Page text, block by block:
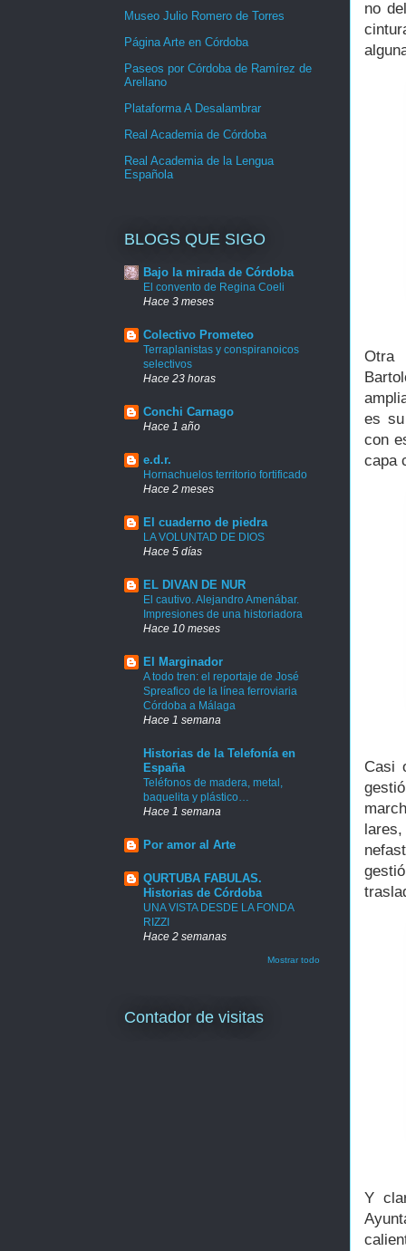
no
Otra
es
con
capa
Casi
Y
Museo Julio Romero de Torres
Página Arte en Córdoba
Paseos por Córdoba de Ramírez de
Arellano
Plataforma A Desalambrar
Real Academia de Córdoba
Real Academia de la Lengua
Española
BLOGS QUE SIGO
Bajo la mirada de Córdoba
El convento de Regina Coeli
Hace 3 meses
Colectivo Prometeo
Terraplanistas y conspiranoicos
selectivos
Hace 23 horas
Conchi Carnago
Hace 1 año
e.d.r.
Hornachuelos territorio fortificado
Hace 2 meses
El cuaderno de piedra
LA VOLUNTAD DE DIOS
Hace 5 días
EL DIVAN DE NUR
El cautivo. Alejandro Amenábar.
Impresiones de una historiadora
Hace 10 meses
El Marginador
A todo tren: el reportaje de José
Spreafico de la línea ferroviaria
Córdoba a Málaga
Hace 1 semana
Historias de la Telefonía en
España
Teléfonos de madera, metal,
baquelita y plástico…
Hace 1 semana
Por amor al Arte
QURTUBA FABULAS.
Historias de Córdoba
UNA VISTA DESDE LA FONDA
RIZZI
Hace 2 semanas
Mostrar todo
Contador de visitas